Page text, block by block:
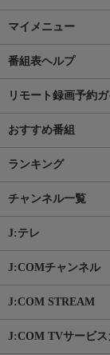
マイメニュー
番組表ヘルプ
リモート録画予約
おすすめ番組
ランキング
チャンネル一覧
J:テレ
J:COMチャンネル
J:COM STREAM
J:COM TVサービス